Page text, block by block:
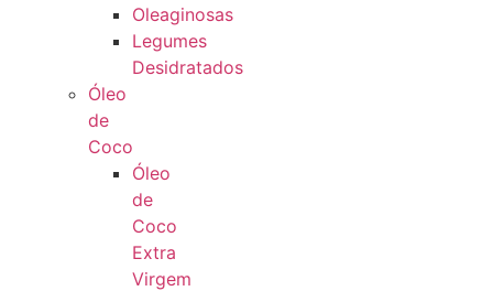
Oleaginosas
Legumes
Desidratados
Óleo
de
Coco
Óleo
de
Coco
Extra
Virgem